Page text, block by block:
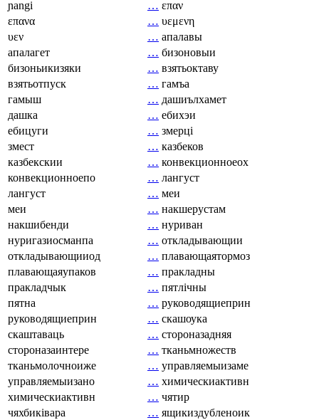
ɲangi
… επαν
επανα
… υεμενη
υεν
… апалавы
апалагет
… бизоновыи
бизоньикизяки
… взятьоктаву
взятьотпуск
… гамъа
гамыш
… дашиълхамет
дашка
… ебихэи
ебицуги
… змерці
змест
… казбеков
казбекскии
… конвекционноеох
конвекционноепо
… лангуст
лангуст
… меи
меи
… накшерустам
накшибенди
… нуриван
нуригазиосманпа
… откладывающии
откладывающииод
… плавающаятормоз
плавающаяупаков
… пракладны
пракладчык
… пятлічны
пятна
… руководящиеприн
руководящиеприн
… скашоука
скаштаваць
… стороназадняя
стороназаинтере
… тканьмножеств
тканьмолочноиже
… управляемыизаме
управляемыизано
… химическиактивн
химическиактивн
… чятир
чяхбиківара
… ящикиздубленоик